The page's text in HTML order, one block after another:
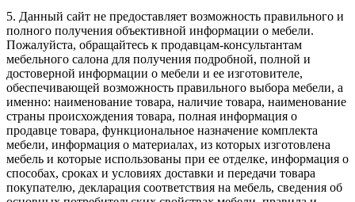
5. Данный сайт не предоставляет возможность правильного и
полного получения объективной информации о мебели.
Пожалуйста, обращайтесь к продавцам-консультантам
мебельного салона для получения подробной, полной и
достоверной информации о мебели и ее изготовителе,
обеспечивающей возможность правильного выбора мебели, а
именно: наименование товара, наличие товара, наименование
страны происхождения товара, полная информация о
продавце товара, функциональное назначение комплекта
мебели, информация о материалах, из которых изготовлена
мебель и которые использованы при ее отделке, информация о
способах, сроках и условиях доставки и передачи товара
покупателю, декларация соответствия на мебель, сведения об